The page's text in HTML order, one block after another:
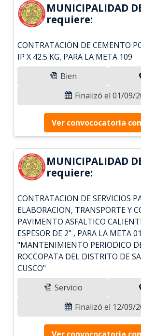
MUNICIPALIDAD
requiere:
CONTRATACION DE CEMENTO
IP X 42.5 KG, PARA LA META 109
Bien
Finalizó el 01/09/
Ver convococatoria
MUNICIPALIDAD
requiere:
CONTRATACION DE SERVICIOS
ELABORACION, TRANSPORTE Y
PAVIMENTO ASFALTICO
ESPESOR DE 2" , PARA LA META
"MANTENIMIENTO PERIODICO
ROCCOPATA DEL DISTRITO DE
CUSCO"
Servicio
Finalizó el 12/09/